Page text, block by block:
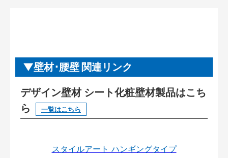
壁材･腰壁 関連リンク
デザイン壁材 シート化粧壁材製品はこち
ら
一覧はこちら
スタイルアート ハンギングタイプ